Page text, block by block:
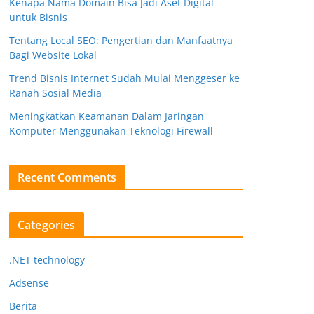
untuk Bisnis
Tentang Local SEO: Pengertian dan Manfaatnya
Bagi Website Lokal
Trend Bisnis Internet Sudah Mulai Menggeser ke
Ranah Sosial Media
Meningkatkan Keamanan Dalam Jaringan
Komputer Menggunakan Teknologi Firewall
Recent Comments
Categories
.NET technology
Adsense
Berita